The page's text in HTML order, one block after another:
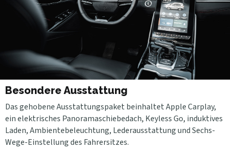
Besondere Ausstattung
Das gehobene Ausstattungspaket beinhaltet Apple Carplay,
ein elektrisches Panoramaschiebedach, Keyless Go, induktives
Laden, Ambientebeleuchtung, Lederausstattung und Sechs-
Wege-Einstellung des Fahrersitzes.